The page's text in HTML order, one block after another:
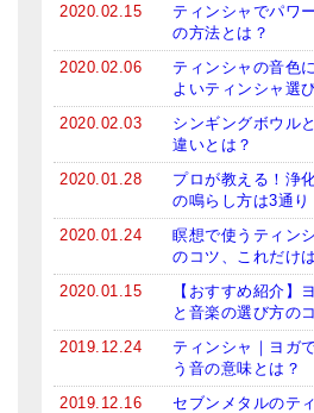
アマナマナとは
About Us
メールお便り登録
LINEお友だち登録
特商法の表記
2020.02.15
ティンシャでパワ
の方法とは？
2020.02.06
ティンシャの音色
よいティンシャ選
2020.02.03
シンギングボウル
違いとは？
2020.01.28
プロが教える！浄
の鳴らし方は3通り
2020.01.24
瞑想で使うティン
のコツ、これだけ
2020.01.15
【おすすめ紹介】
と音楽の選び方の
2019.12.24
ティンシャ｜ヨガ
う音の意味とは？
2019.12.16
セブンメタルのテ